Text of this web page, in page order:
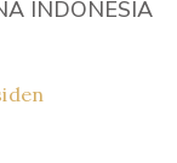
INDONESIA